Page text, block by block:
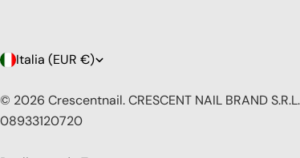
P
a
e
Italia (EUR €)
© 2026 Crescentnail.CRESCENT NAIL BRAND
08933120720